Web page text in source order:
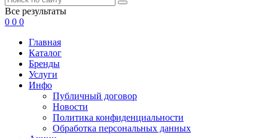
Все результаты
0 0 0
Главная
Каталог
Бренды
Услуги
Инфо
Публичный договор
Новости
Политика конфиденциальности
Обработка персональных данных